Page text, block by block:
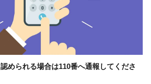
められる場合は110番へ通報してくださ